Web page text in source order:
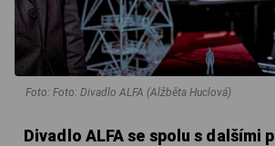
Foto: Foto: Divadlo ALFA (Alžběta Huclová)
Divadlo ALFA se spolu s dalšími